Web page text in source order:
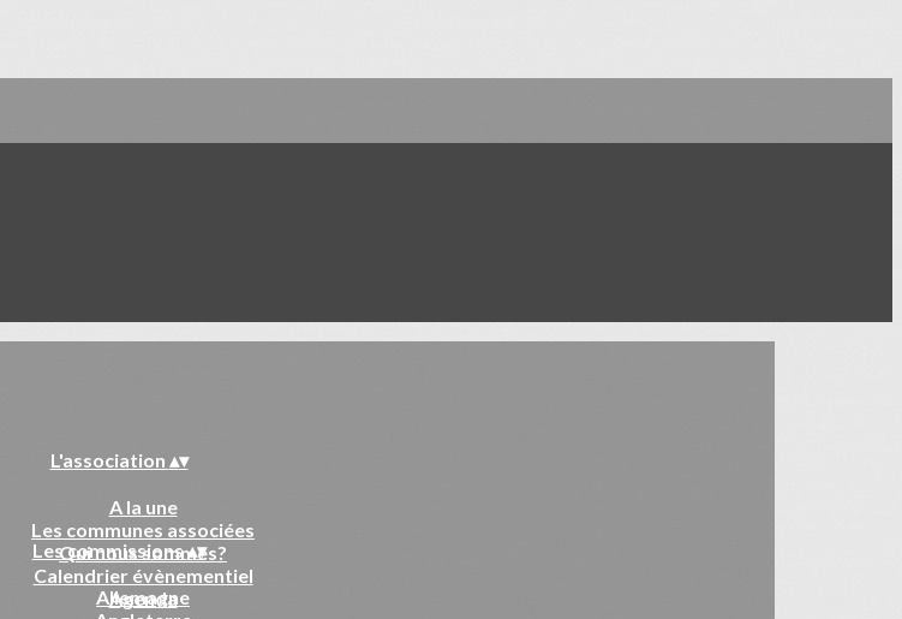
L'association ▴▾
A la une
Les communes associées
Qui nous sommes?
Calendrier évènementiel
Agenda
Les commissions▴▾
Allemagne